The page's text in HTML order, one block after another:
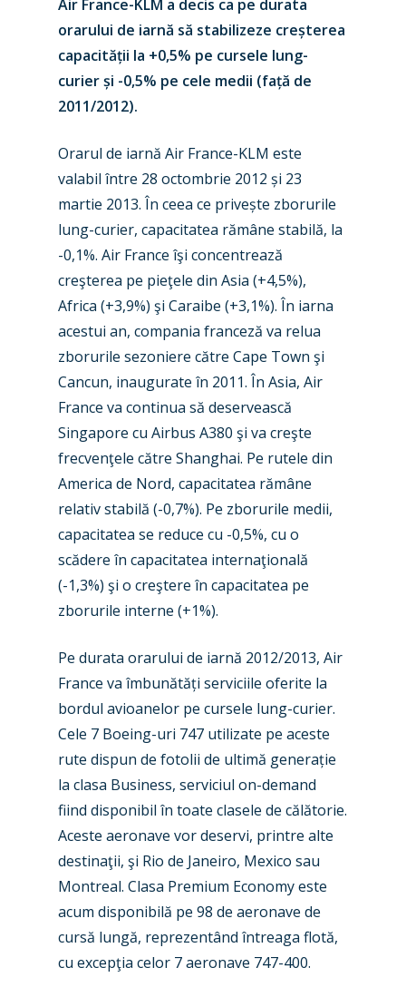
Air France-KLM a decis ca pe durata
orarului de iarnă să stabilizeze creșterea
capacității la +0,5% pe cursele lung-
curier și -0,5% pe cele medii (față de
2011/2012).
Orarul de iarnă Air France-KLM este
valabil între 28 octombrie 2012 și 23
martie 2013. În ceea ce privește zborurile
lung-curier, capacitatea rămâne stabilă, la
-0,1%. Air France îşi concentrează
creşterea pe pieţele din Asia (+4,5%),
Africa (+3,9%) şi Caraibe (+3,1%). În iarna
acestui an, compania franceză va relua
zborurile sezoniere către Cape Town şi
Cancun, inaugurate în 2011. În Asia, Air
France va continua să deservească
Singapore cu Airbus A380 şi va creşte
frecvenţele către Shanghai. Pe rutele din
America de Nord, capacitatea rămâne
relativ stabilă (-0,7%). Pe zborurile medii,
capacitatea se reduce cu -0,5%, cu o
scădere în capacitatea internaţională
(-1,3%) şi o creştere în capacitatea pe
zborurile interne (+1%).
Pe durata orarului de iarnă 2012/2013, Air
France va îmbunătăți serviciile oferite la
bordul avioanelor pe cursele lung-curier.
Cele 7 Boeing-uri 747 utilizate pe aceste
rute dispun de fotolii de ultimă generație
la clasa Business, serviciul on-demand
fiind disponibil în toate clasele de călătorie.
Aceste aeronave vor deservi, printre alte
destinaţii, şi Rio de Janeiro, Mexico sau
Montreal. Clasa Premium Economy este
acum disponibilă pe 98 de aeronave de
cursă lungă, reprezentând întreaga flotă,
cu excepţia celor 7 aeronave 747-400.
Industry
Accidents / Incidents
Airshows
Dubai 2025
Paris 2025
Farnborough 2024
Paris 2023
Farnborough 2022
Dubai 2019
Paris 2019
Business Jets
Military
Trip Reports
Marketplace
Jobs
Contact